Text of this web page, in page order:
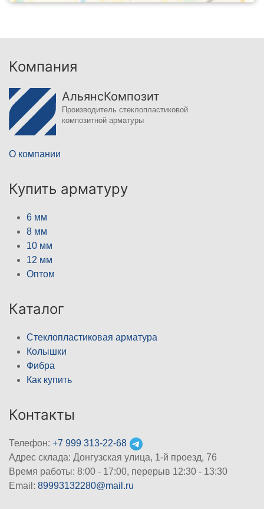
Компания
АльянсКомпозит
Производитель стеклопластиковой
композитной арматуры
О компании
Купить арматуру
6 мм
8 мм
10 мм
12 мм
Оптом
Каталог
Стеклопластиковая арматура
Колышки
Фибра
Как купить
Контакты
Телефон: +7 999 313-22-68
Адрес склада: Донгузская улица, 1-й проезд, 76
Время работы: 8:00 - 17:00, перерыв 12:30 - 13:30
Email: 89993132280@mail.ru